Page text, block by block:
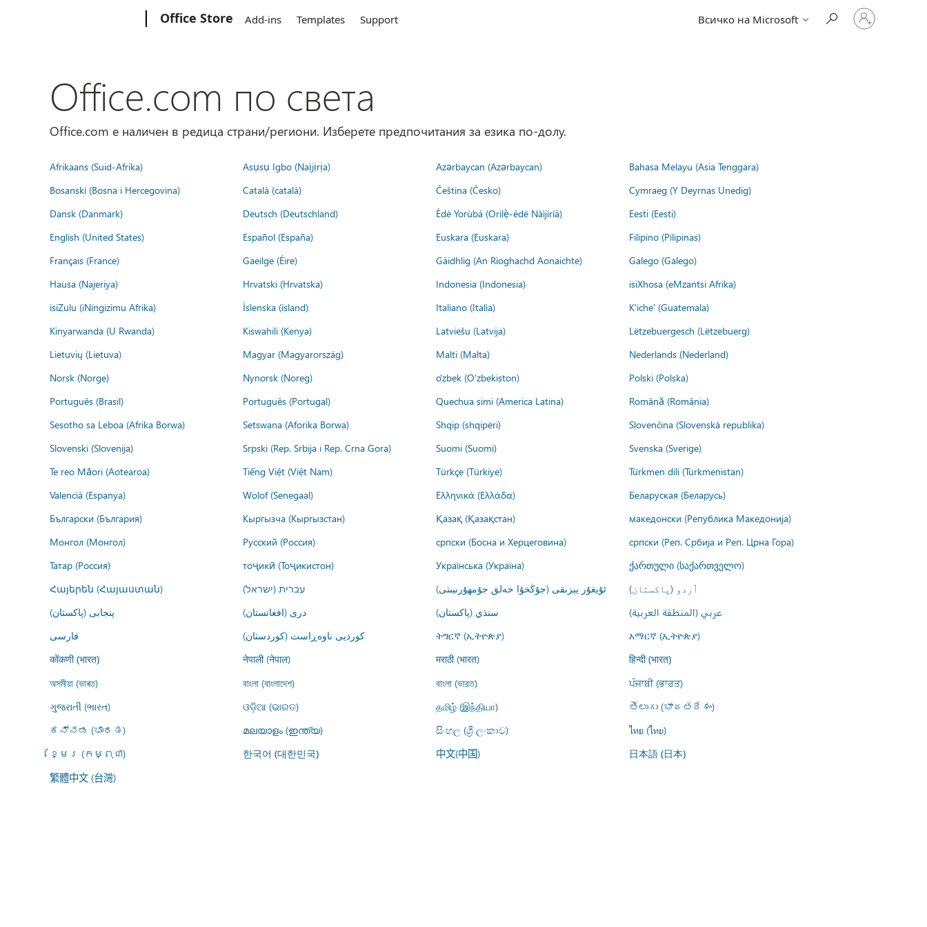
Office Store Add-ins Templates Support Всичко на Microsoft
Влезте
във
вашия
Office.com по света
Office.com е наличен в редица страни/региони. Изберете предпочитания за езика по-долу.
Afrikaans (Suid-Afrika) Asụsụ Igbo (Naịjịrịa) Azərbaycan (Azərbaycan)
Bahasa Melayu (Asia Tenggara)
Bosanski (Bosna i Hercegovina)
Català (català) Čeština (Česko)
Cymraeg (Y Deyrnas Unedig)
Dansk (Danmark)
Deutsch (Deutschland) Èdè Yorùbá (Orilẹ̀-èdè Nàìjíríà)
Eesti (Eesti)
English (United States)
Español (España) Euskara (Euskara)
Filipino (Pilipinas)
Français (France)
Gaeilge (Éire) Gàidhlig (An Rìoghachd Aonaichte)
Galego (Galego)
Hausa (Najeriya)
Hrvatski (Hrvatska) Indonesia (Indonesia)
isiXhosa (eMzantsi Afrika)
isiZulu (iNingizimu Afrika)
Íslenska (ísland) Italiano (Italia)
K'iche' (Guatemala)
Kinyarwanda (U Rwanda)
Kiswahili (Kenya) Latviešu (Latvija)
Lëtzebuergesch (Lëtzebuerg)
Lietuvių (Lietuva)
Magyar (Magyarország) Malti (Malta)
Nederlands (Nederland)
Norsk (Norge)
Nynorsk (Noreg) o'zbek (O'zbekiston)
Polski (Polska)
Português (Brasil)
Português (Portugal) Quechua simi (America Latina)
Română (România)
Sesotho sa Leboa (Afrika Borwa)
Setswana (Aforika Borwa) Shqip (shqipëri)
Slovenčina (Slovenská republika)
Slovenski (Slovenija)
Srpski (Rep. Srbija i Rep. Crna Gora) Suomi (Suomi)
Svenska (Sverige)
Te reo Māori (Aotearoa)
Tiếng Việt (Việt Nam) Türkçe (Türkiye)
Türkmen dili (Türkmenistan)
Valencià (Espanya)
Wolof (Senegaal) Ελληνικά (Ελλάδα)
Беларуская (Беларусь)
Български (България)
Кыргызча (Кыргызстан) Қазақ (Қазақстан)
македонски (Република Македонија)
Монгол (Монгол)
Русский (Россия) српски (Босна и Херцеговина)
српски (Реп. Србија и Реп. Црна Гора)
Татар (Россия)
тоҷикӣ (Тоҷикистон) Українська (Україна)
ქართული (საქართველო)
Հայերեն (Հայաստան)
עברית (ישראל) ئۇيغۇر يېزىقى (جۇڭخۇا خەلق جۇمھۇرىيىتى)
اُردو (پاکستان)
پنجابی (پاکستان)
درى (افغانستان) سنڌي (پاکستان)
عربي (المنطقة العربية)
فارسى
کوردیی ناوەڕاست (کوردستان) ትግርኛ (ኢትዮጵያ) አማርኛ (ኢትዮጵያ)
कोंकणी (भारत) नेपाली (नेपाल) मराठी (भारत) हिन्दी (भारत)
অসমীয়া (ভাৰত) বাংলা (বাংলাদেশ) বাংলা (ভারত)
ਪੰਜਾਬੀ (ਭਾਰਤ)
ગુજરાતી (ભારત)
ଓଡ଼ିଆ (ଭାରତ) தமிழ் (இந்தியா)
తెలుగు (భారతదేశం)
ಕನ್ನಡ (ಭಾರತ)
മലയാളം (ഇന്ത്യ) සිංහල (ශ්‍රී ලංකාව)
ไทย (ไทย)
ខ្មែរ (កម្ពុជា)
한국어 (대한민국) 中文(中国) 日本語 (日本)
繁體中文 (台灣)